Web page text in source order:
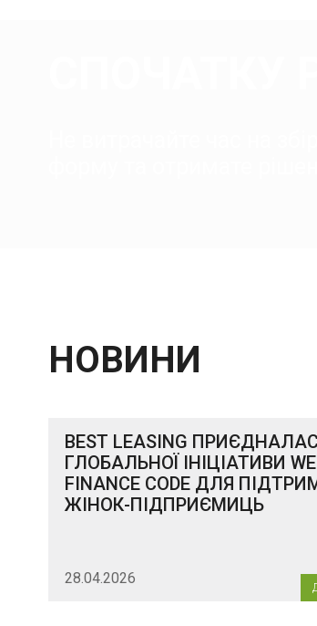
НОВИНИ
BEST LEASING
ГЛОБАЛЬНОЇ ІНІЦІАТИВИ WE
FINANCE CODE ДЛЯ
ЖІНОК-ПІДПРИЄМИЦЬ
28.04.2026